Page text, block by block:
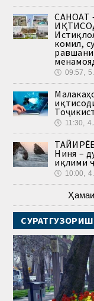
САНОАТ
комил,
🕔 09:57,
🕔 11:30,
Ниня –
иқлими
🕔 10:00,
СУРАТГУЗОРИШ